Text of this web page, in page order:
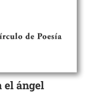
el ángel